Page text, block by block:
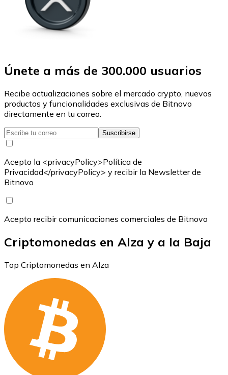
Únete a más de 300.000 usuarios
Recibe actualizaciones sobre el mercado crypto, nuevos
productos y funcionalidades exclusivas de Bitnovo
directamente en tu correo.
Suscribirse
Acepto la <privacyPolicy>Política de
Privacidad</privacyPolicy> y recibir la Newsletter de
Bitnovo
Acepto recibir comunicaciones comerciales de Bitnovo
Criptomonedas en Alza y a la Baja
Top Criptomonedas en Alza